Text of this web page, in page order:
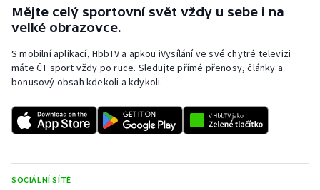
Mějte celý sportovní svět vždy u sebe i na
velké obrazovce.
S mobilní aplikací, HbbTV a apkou iVysílání ve své chytré televizi
máte ČT sport vždy po ruce. Sledujte přímé přenosy, články a
bonusový obsah kdekoli a kdykoli.
SOCIÁLNÍ SÍTĚ